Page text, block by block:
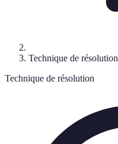
Technique de résolution
Technique de résolution